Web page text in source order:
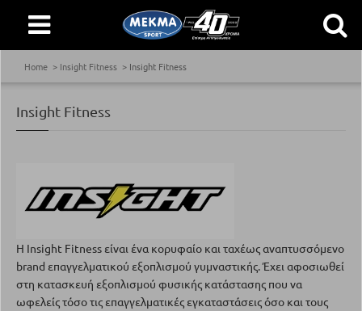
Home Insight Fitness Insight Fitness
Insight Fitness
Η Insight Fitness είναι ένα κορυφαίο και ταχέως αναπτυσσόμενο
brand επαγγελματικού εξοπλισμού γυμναστικής. Έχει αφοσιωθεί
στη κατασκευή εξοπλισμού φυσικής κατάστασης που να
ωφελείς τόσο τις επαγγελματικές εγκαταστάσεις όσο και τους